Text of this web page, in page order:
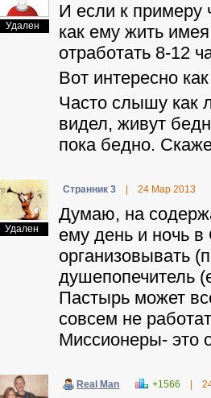
Удален
И если к примеру
как ему жить
отработать 8-12
Вот интересно
Часто слышу как
видел, живут
пока бедно.
Удален
Странник 3 24 Мар 2013
Думаю, на
ему день и ночь
организовывать
душепопечитель
Пастырь может
совсем не
Миссионеры- это
Real Man +1566